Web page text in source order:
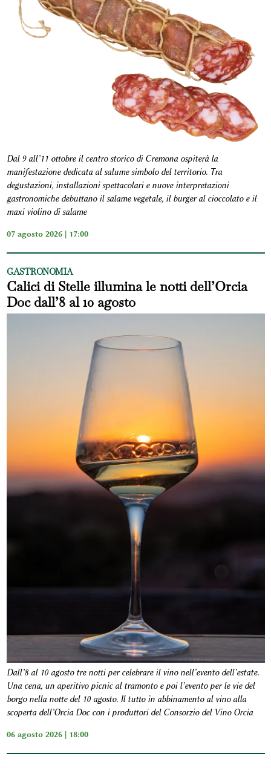
Dal 9 all’11 ottobre il centro storico di Cremona ospiterà la
manifestazione dedicata al salume simbolo del territorio. Tra
degustazioni, installazioni spettacolari e nuove interpretazioni
gastronomiche debuttano il salame vegetale, il burger al cioccolato e il
maxi violino di salame
07 agosto 2026 | 17:00
GASTRONOMIA
Calici di Stelle illumina le notti dell’Orcia
Doc dall’8 al 10 agosto
Dall’8 al 10 agosto tre notti per celebrare il vino nell’evento dell’estate.
Una cena, un aperitivo picnic al tramonto e poi l’evento per le vie del
borgo nella notte del 10 agosto. Il tutto in abbinamento al vino alla
scoperta dell’Orcia Doc con i produttori del Consorzio del Vino Orcia
06 agosto 2026 | 18:00